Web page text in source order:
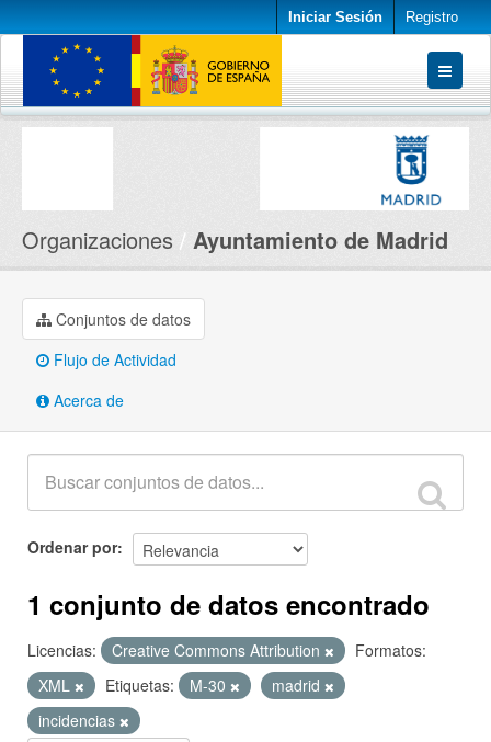
Iniciar Sesión Registro
Conjuntos de datos
Organizaciones Ayuntamiento de Madrid
Conjuntos de datos
Flujo de Actividad
Acerca de
Ordenar por
1 conjunto de datos encontrado
Licencias: Creative Commons Attribution
Formatos:
XML
Etiquetas: M-30
madrid
incidencias